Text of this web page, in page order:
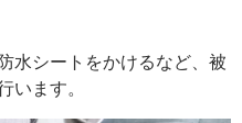
水シートをかけるなど、被
います。